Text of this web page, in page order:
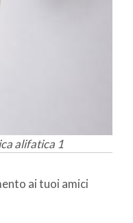
alifatica 1
ai tuoi amici